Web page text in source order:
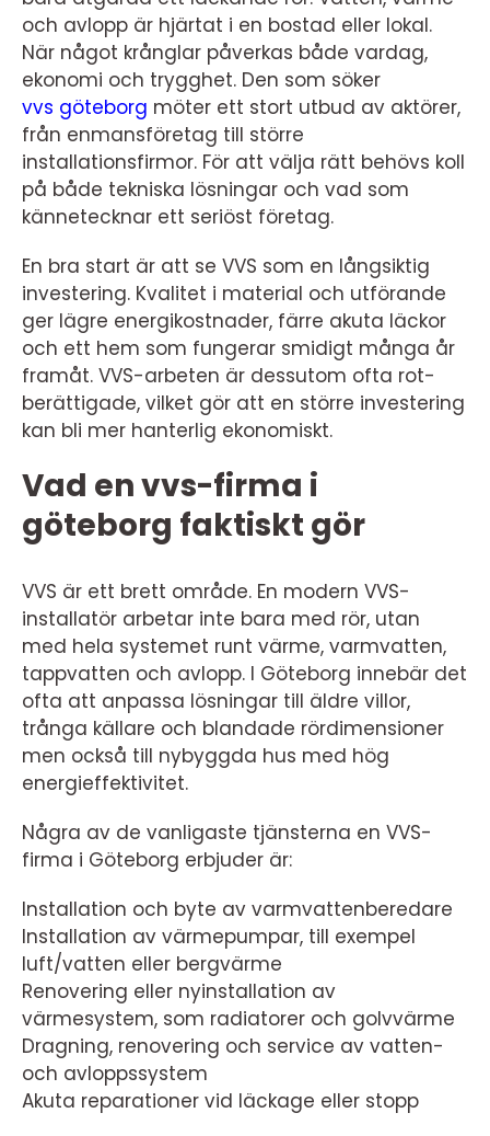
och avlopp är hjärtat i en bostad eller lokal.
När något krånglar påverkas både vardag,
ekonomi och trygghet. Den som söker
vvs göteborg möter ett stort utbud av aktörer,
från enmansföretag till större
installationsfirmor. För att välja rätt behövs koll
på både tekniska lösningar och vad som
kännetecknar ett seriöst företag.
En bra start är att se VVS som en långsiktig
investering. Kvalitet i material och utförande
ger lägre energikostnader, färre akuta läckor
och ett hem som fungerar smidigt många år
framåt. VVS-arbeten är dessutom ofta rot-
berättigade, vilket gör att en större investering
kan bli mer hanterlig ekonomiskt.
Vad en vvs-firma i
göteborg faktiskt gör
VVS är ett brett område. En modern VVS-
installatör arbetar inte bara med rör, utan
med hela systemet runt värme, varmvatten,
tappvatten och avlopp. I Göteborg innebär det
ofta att anpassa lösningar till äldre villor,
trånga källare och blandade rördimensioner
men också till nybyggda hus med hög
energieffektivitet.
Några av de vanligaste tjänsterna en VVS-
firma i Göteborg erbjuder är:
Installation och byte av varmvattenberedare
Installation av värmepumpar, till exempel
luft/vatten eller bergvärme
Renovering eller nyinstallation av
värmesystem, som radiatorer och golvvärme
Dragning, renovering och service av vatten-
och avloppssystem
Akuta reparationer vid läckage eller stopp